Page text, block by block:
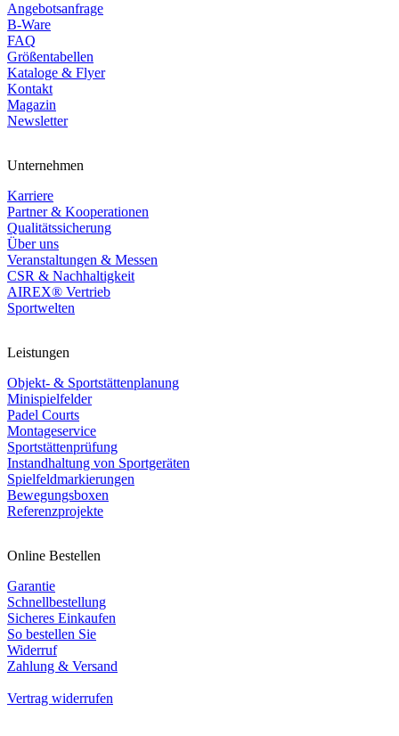
Angebotsanfrage
B-Ware
FAQ
Größentabellen
Kataloge & Flyer
Kontakt
Magazin
Newsletter
Unternehmen
Karriere
Partner & Kooperationen
Qualitätssicherung
Über uns
Veranstaltungen & Messen
CSR & Nachhaltigkeit
AIREX® Vertrieb
Sportwelten
Leistungen
Objekt- & Sportstättenplanung
Minispielfelder
Padel Courts
Montageservice
Sportstättenprüfung
Instandhaltung von Sportgeräten
Spielfeldmarkierungen
Bewegungsboxen
Referenzprojekte
Online Bestellen
Garantie
Schnellbestellung
Sicheres Einkaufen
So bestellen Sie
Widerruf
Zahlung & Versand
Vertrag widerrufen